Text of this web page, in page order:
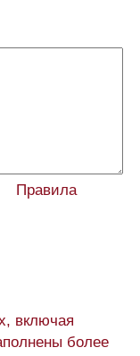
Правила
включая
более